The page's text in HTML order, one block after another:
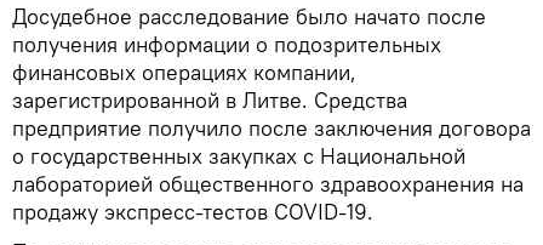
Досудебное расследование было начато после
получения информации о подозрительных
финансовых операциях компании,
зарегистрированной в Литве. Средства
предприятие получило после заключения договора
о государственных закупках с Национальной
лабораторией общественного здравоохранения на
продажу экспресс-тестов COVID-19.